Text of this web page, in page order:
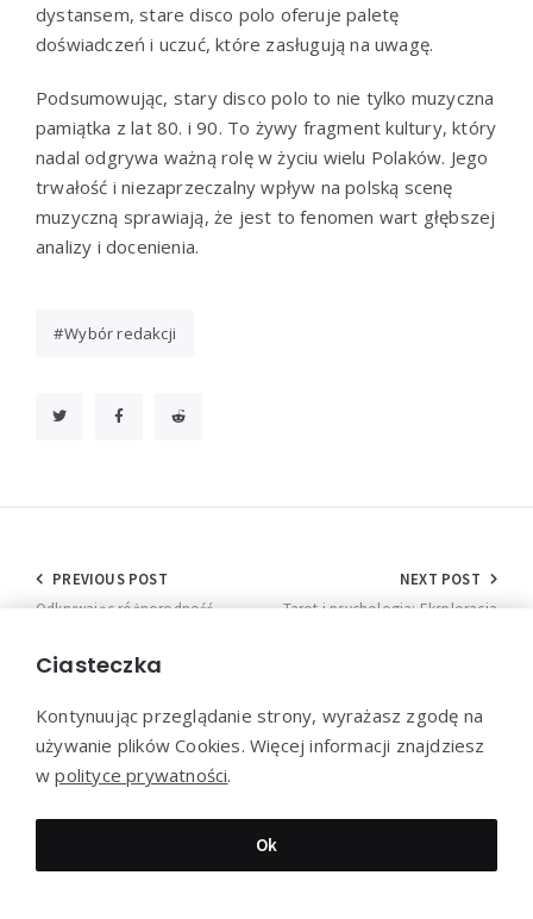
dystansem, stare disco polo oferuje paletę
doświadczeń i uczuć, które zasługują na uwagę.
Podsumowując, stary disco polo to nie tylko muzyczna
pamiątka z lat 80. i 90. To żywy fragment kultury, który
nadal odgrywa ważną rolę w życiu wielu Polaków. Jego
trwałość i niezaprzeczalny wpływ na polską scenę
muzyczną sprawiają, że jest to fenomen wart głębszej
analizy i docenienia.
Wybór redakcji
Nawigacja
wpisu
PREVIOUS POST
Odkrywając różnorodność
TinyWhoop do Octacopterów
NEXT POST
Tarot i psychologia: Eksploracja
Ciasteczka
Kontynuując przeglądanie strony, wyrażasz zgodę na
używanie plików Cookies. Więcej informacji znajdziesz
wpolityce prywatności.
Ok